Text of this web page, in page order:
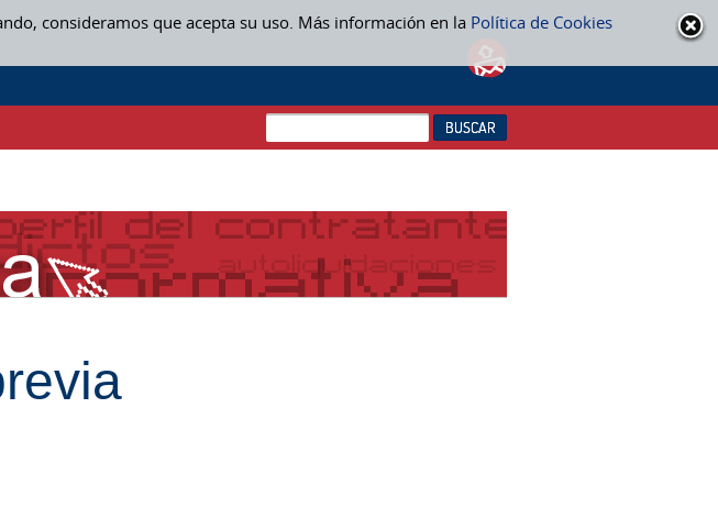
consideramos que acepta su uso. Más información en la Política de Cookies